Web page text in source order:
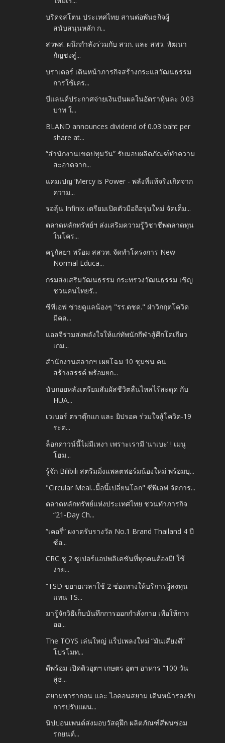
บริดจสโตน ประเทศไทย สานต่อพันธกิจผู้
สนับสนุนหลัก ก...
สวพส. ผนึกกำลังร่วมกับ สวก. และ สพว. พัฒนา
กัญชงสู่...
บราเดอร์ เดินหน้าภารกิจสร้างกระแสวัฒนธรรม
การใช้เคร...
บีแลนด์ประกาศจ่ายเงินปันผลในอัตราหุ้นละ 0.03
บาท ใ...
BLAND announces dividend of 0.03 baht per
share at...
“สำนักงานเขตปทุมวัน” รับมอบผลิตภัณฑ์ทำความ
สะอาดจาก...
แคมเปญ ‘Mercy is Power - พลังที่แท้จริงเกิดจาก
ความ...
รอลุ้น Infinix เตรียมเปิดตัวมือถือรุ่นใหม่ จัดเต็ม...
ตลาดหลักทรัพย์ฯ ส่งเสริมความรู้วิชาชีพตลาดทุน
ในโคร...
ครูกัลยา พร้อม สสวท. จัดทำโครงการ New
Normal Educa...
กรมส่งเสริมวัฒนธรรม กระทรวงวัฒนธรรม เชิญ
ชวนคนไทยรั...
ซีพีเอฟ ช่วยดูแลน้องๆ "รร.ตชด." ฝ่าวิกฤตโควิด
มีคล...
แอลจีร่วมส่งพลังใจให้แก่ทัพนักกีฬาสู้ศึกโตเกียว
เกม...
สำนักงานสลากฯ เผยโฉม 10 ชุมชน คน
สร้างสรรค์ พร้อมยก...
นับถอยหลังเตรียมสัมผัสชีวิตลื่นไหลไร้สะดุด กับ
HUA...
เวเบอร์ ตราตุ๊กแก และ ยิปรอค ร่วมใจสู้โควิด-19
ระด...
ล็อกดาวน์นี้ไม่มีเหงา เพราะเรามี ‘นาเบะ’ ! เมนู
โฮม...
รู้จัก Bilibili สตรีมมิ่งแพลตฟอร์มน้องใหม่ พร้อมบุ...
"Circular Meal...มื้อนี้เปลี่ยนโลก" ซีพีเอฟ จัดการ...
ตลาดหลักทรัพย์แห่งประเทศไทย ชวนทำภารกิจ
“21-Day Ch...
“เคอรี่” ผงาดรับรางวัล No.1 Brand Thailand 4 ปี
ซ้อ...
CRC ชู 2 ซูเปอร์แอปพลิเคชันที่ทุกคนต้องมี! ใช้
ง่าย...
“TSD ขยายเวลาใช้ 2 ช่องทางให้บริการผู้ลงทุน
แทน TS...
มารู้จักวิธีเก็บบันทึกการออกกำลังกาย เพื่อให้การ
ออ...
The TOYS เล่นใหญ่ แร็ปเพลงใหม่ “มันเสียงดี”
โปรโมท...
ดีพร้อม เปิดติวอุตฯ เกษตร อุตฯ อาหาร “100 วัน
สู่ธ...
สยามพารากอน และ ไอคอนสยาม เดินหน้ารองรับ
การปรับแผน...
นิปปอนเพนต์ส่งมอบวัสดุฝึก ผลิตภัณฑ์สีพ่นซ่อม
รถยนต์...